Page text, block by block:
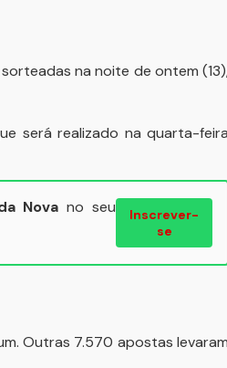
na noite de ontem
será realizado na quarta-feira
Nova no seu
Inscrever-
se
Outras 7.570 apostas levaram